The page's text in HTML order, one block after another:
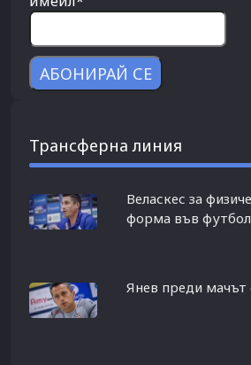
Трансферна линия
Веласкес за
форма във
Янев преди мачът